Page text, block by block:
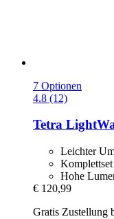
7 Optionen
4.8 (12)
Tetra
Leichter
Hohe
€ 120,99
Gratis Zustellung